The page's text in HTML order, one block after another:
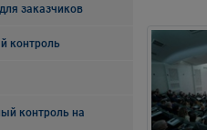
заказчиков
контроль
контроль на